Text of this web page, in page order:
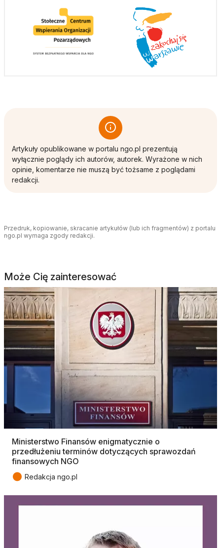
Artykuły opublikowane w portalu ngo.pl prezentują
wyłącznie poglądy ich autorów, autorek. Wyrażone w nich
opinie, komentarze nie muszą być tożsame z poglądami
redakcji.
Przedruk, kopiowanie, skracanie artykułów (lub ich fragmentów) z portalu
ngo.pl wymaga zgody redakcji.
Może Cię zainteresować
Ministerstwo Finansów enigmatycznie o
przedłużeniu terminów dotyczących sprawozdań
finansowych NGO
● Redakcja ngo.pl